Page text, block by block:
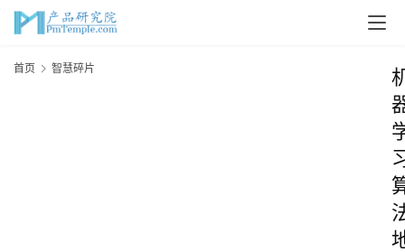
首页 智慧碎片